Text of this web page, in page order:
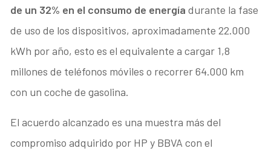
de un 32% en el consumo de energía durante la fase
de uso de los dispositivos, aproximadamente 22.000
kWh por año, esto es el equivalente a cargar 1,8
millones de teléfonos móviles o recorrer 64.000 km
con un coche de gasolina.
El acuerdo alcanzado es una muestra más del
compromiso adquirido por HP y BBVA con el